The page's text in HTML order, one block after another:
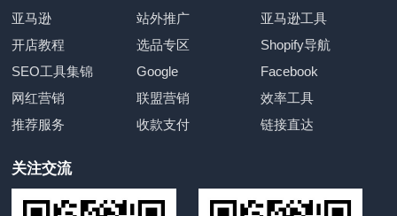
亚马逊
站外推广
亚马逊工具
开店教程
选品专区
Shopify导航
SEO工具集锦
Google
Facebook
网红营销
联盟营销
效率工具
推荐服务
收款支付 链接直达
关注交流